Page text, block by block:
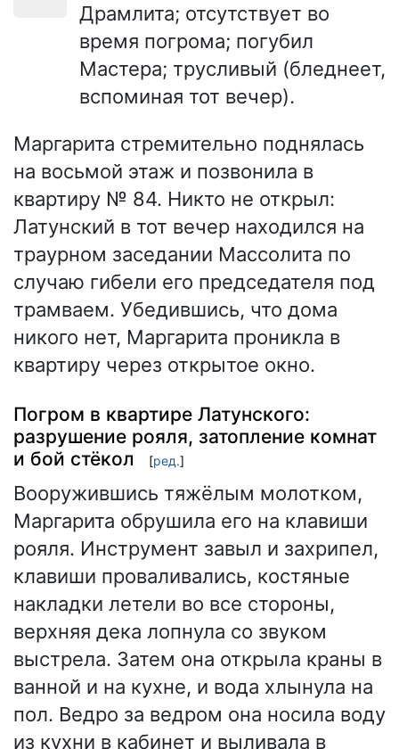
Драмлита; отсутствует во
время погрома; погубил
Мастера; трусливый (бледнеет,
вспоминая тот вечер).
Маргарита стремительно поднялась
на восьмой этаж и позвонила в
квартиру № 84. Никто не открыл:
Латунский в тот вечер находился на
траурном заседании Массолита по
случаю гибели его председателя под
трамваем. Убедившись, что дома
никого нет, Маргарита проникла в
квартиру через открытое окно.
Погром в квартире Латунского:
разрушение рояля, затопление комнат
и бой стёкол
[ред.]
Вооружившись тяжёлым молотком,
Маргарита обрушила его на клавиши
рояля. Инструмент завыл и захрипел,
клавиши проваливались, костяные
накладки летели во все стороны,
верхняя дека лопнула со звуком
выстрела. Затем она открыла краны в
ванной и на кухне, и вода хлынула на
пол. Ведро за ведром она носила воду
из кухни в кабинет и выливала в